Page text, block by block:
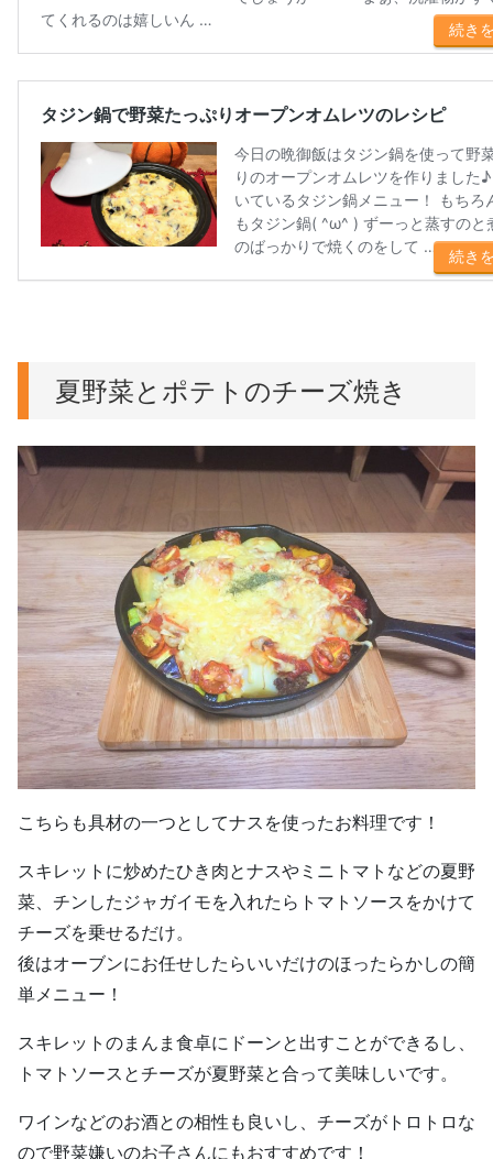
夏野菜とポテトのチーズ焼き
こちらも具材の一つとしてナスを使ったお料理です！
スキレットに炒めたひき肉とナスやミニトマトなどの夏野
菜、チンしたジャガイモを入れたらトマトソースをかけて
チーズを乗せるだけ。
後はオーブンにお任せしたらいいだけのほったらかしの簡
単メニュー！
スキレットのまんま食卓にドーンと出すことができるし、
トマトソースとチーズが夏野菜と合って美味しいです。
ワインなどのお酒との相性も良いし、チーズがトロトロな
ので野菜嫌いのお子さんにもおすすめです！